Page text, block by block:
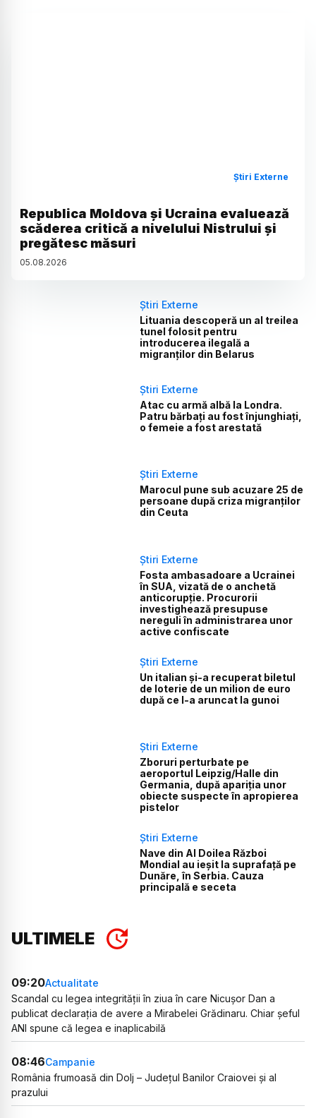
Știri Externe
Republica Moldova și Ucraina evaluează
scăderea critică a nivelului Nistrului și
pregătesc măsuri
05.08.2026
Știri Externe
Lituania descoperă un al treilea
tunel folosit pentru
introducerea ilegală a
migranților din Belarus
Știri Externe
Atac cu armă albă la Londra.
Patru bărbați au fost înjunghiați,
o femeie a fost arestată
Știri Externe
Marocul pune sub acuzare 25 de
persoane după criza migranților
din Ceuta
Știri Externe
Fosta ambasadoare a Ucrainei
în SUA, vizată de o anchetă
anticorupție. Procurorii
investighează presupuse
nereguli în administrarea unor
active confiscate
Știri Externe
Un italian și-a recuperat biletul
de loterie de un milion de euro
după ce l-a aruncat la gunoi
Știri Externe
Zboruri perturbate pe
aeroportul Leipzig/Halle din
Germania, după apariția unor
obiecte suspecte în apropierea
pistelor
Știri Externe
Nave din Al Doilea Război
Mondial au ieșit la suprafață pe
Dunăre, în Serbia. Cauza
principală e seceta
ULTIMELE
09:20Actualitate
Scandal cu legea integrității în ziua în care Nicușor Dan a
publicat declarația de avere a Mirabelei Grădinaru. Chiar șeful
ANI spune că legea e inaplicabilă
08:46Campanie
România frumoasă din Dolj – Județul Banilor Craiovei și al
prazului